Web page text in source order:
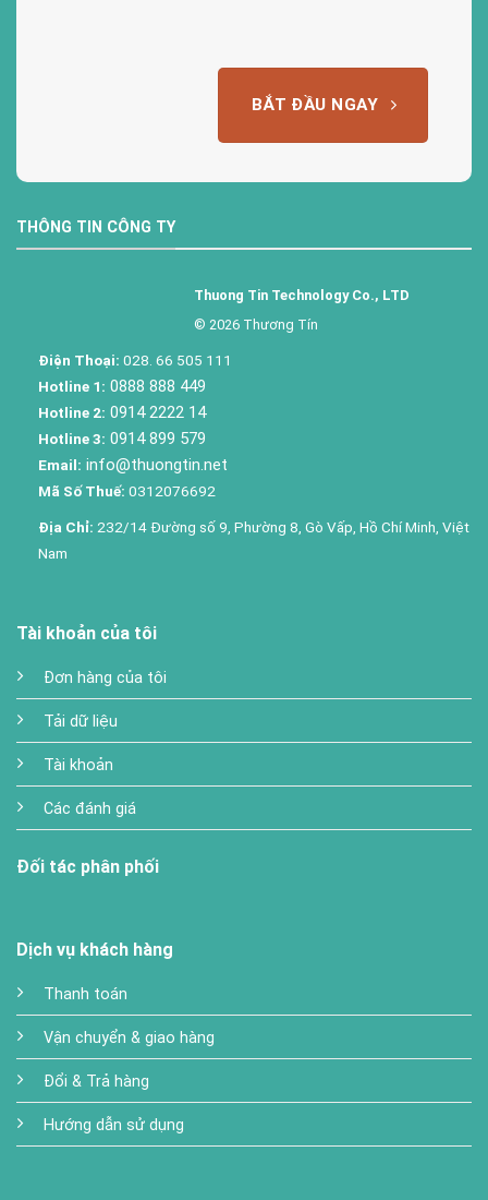
BẮT ĐẦU NGAY
THÔNG TIN CÔNG TY
Thuong Tin Technology Co., LTD
© 2026 Thương Tín
Điện Thoại: 028. 66 505 111
Hotline 1: 0888 888 449
Hotline 2: 0914 2222 14
Hotline 3: 0914 899 579
Email: info@thuongtin.net
Mã Số Thuế: 0312076692
Địa Chỉ: 232/14 Đường số 9, Phường 8, Gò Vấp, Hồ Chí Minh, Việt
Nam
Tài khoản của tôi
Đơn hàng của tôi
Tải dữ liệu
Tài khoản
Các đánh giá
Đối tác phân phối
Dịch vụ khách hàng
Thanh toán
Vận chuyển & giao hàng
Đổi & Trả hàng
Hướng dẫn sử dụng